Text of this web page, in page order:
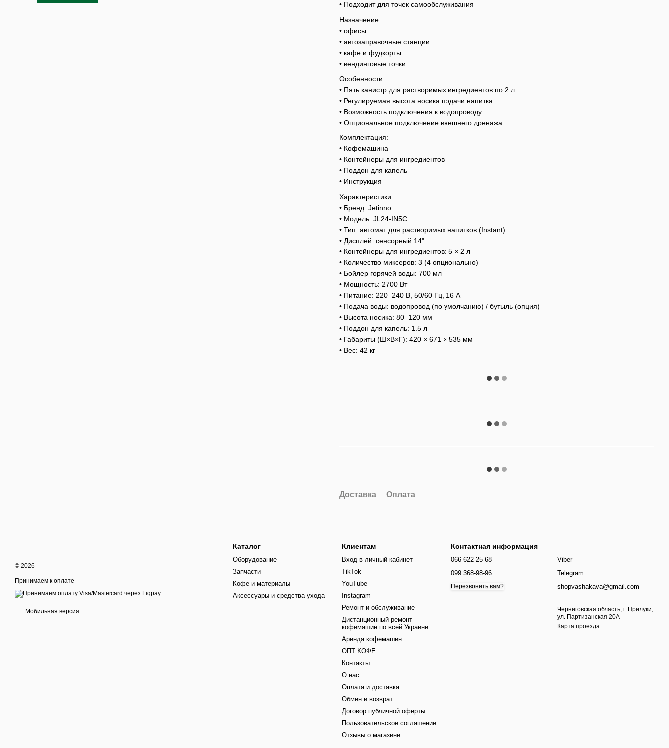
• Подходит для точек самообслуживания
Назначение:
• офисы
• автозаправочные станции
• кафе и фудкорты
• вендинговые точки
Особенности:
• Пять канистр для растворимых ингредиентов по 2 л
• Регулируемая высота носика подачи напитка
• Возможность подключения к водопроводу
• Опциональное подключение внешнего дренажа
Комплектация:
• Кофемашина
• Контейнеры для ингредиентов
• Поддон для капель
• Инструкция
Характеристики:
• Бренд: Jetinno
• Модель: JL24-IN5C
• Тип: автомат для растворимых напитков (Instant)
• Дисплей: сенсорный 14"
• Контейнеры для ингредиентов: 5 × 2 л
• Количество миксеров: 3 (4 опционально)
• Бойлер горячей воды: 700 мл
• Мощность: 2700 Вт
• Питание: 220–240 В, 50/60 Гц, 16 A
• Подача воды: водопровод (по умолчанию) / бутыль (опция)
• Высота носика: 80–120 мм
• Поддон для капель: 1.5 л
• Габариты (Ш×В×Г): 420 × 671 × 535 мм
• Вес: 42 кг
Доставка Оплата
© 2026
Принимаем к оплате
Мобильная версия
Каталог
Оборудование
Запчасти
Кофе и материалы
Аксессуары и средства ухода
Клиентам
Вход в личный кабинет
TikTok
YouTube
Instagram
Ремонт и обслуживание
Дистанционный ремонт
кофемашин по всей Украине
Аренда кофемашин
ОПТ КОФЕ
Контакты
О нас
Оплата и доставка
Обмен и возврат
Договор публичной оферты
Пользовательское соглашение
Отзывы о магазине
Контактная информация
066 622-25-68
099 368-98-96
Перезвонить вам?
Viber
Telegram
shopvashakava@gmail.com
Черниговская область, г. Прилуки,
ул. Партизанская 20А
Карта проезда